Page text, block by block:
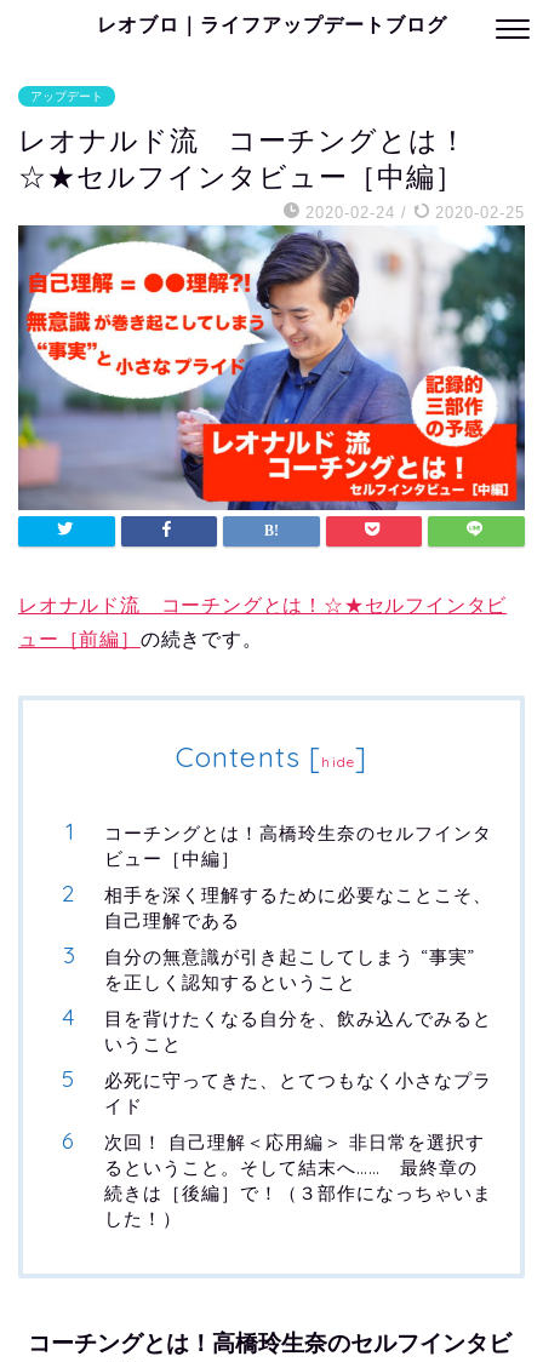
レオブロ｜ライフアップデートブログ
アップデート
レオナルド流 コーチングとは！
☆★セルフインタビュー［中編］
2020-02-24 / 2020-02-25
レオナルド流 コーチングとは！☆★セルフインタビ
ュー［前編］ の続きです。
Contents [hide]
コーチングとは！高橋玲生奈のセルフインタ
ビュー［中編］
相手を深く理解するために必要なことこそ、
自己理解である
自分の無意識が引き起こしてしまう “事実”
を正しく認知するということ
目を背けたくなる自分を、飲み込んでみると
いうこと
必死に守ってきた、とてつもなく小さなプラ
イド
次回！ 自己理解＜応用編＞ 非日常を選択す
るということ。そして結末へ…… 最終章の
続きは［後編］で！（３部作になっちゃいま
した！）
コーチングとは！高橋玲生奈のセルフインタビ